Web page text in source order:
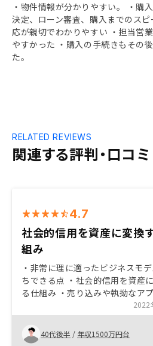
・物件情報が分かりやすい。 ・購
決定、ローン審査、購入までのス
応が親切でわかりやすい ・担当営
やすかった ・購入の手続きもその
た。
関連する評判・口コミ
RELATED REVIEWS
4.7
社会的信用を資産に変換
組み
・非常に理に適ったビジネスモ
ちできる点 ・社会的信用を資産
る仕組み ・売り込みや執拗なア
などのない適切な営業コミュニ
・LINEでのタイムリーなQ&A ・
トで対応できる効率性
2022
40代後半 / 年収1500万円台